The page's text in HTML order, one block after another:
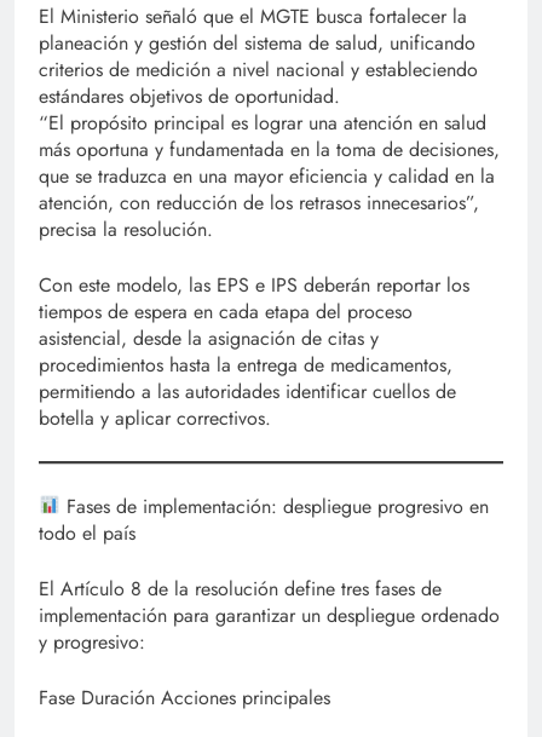
El Ministerio señaló que el MGTE busca fortalecer la
planeación y gestión del sistema de salud, unificando
criterios de medición a nivel nacional y estableciendo
estándares objetivos de oportunidad.
“El propósito principal es lograr una atención en salud
más oportuna y fundamentada en la toma de decisiones,
que se traduzca en una mayor eficiencia y calidad en la
atención, con reducción de los retrasos innecesarios”,
precisa la resolución.
Con este modelo, las EPS e IPS deberán reportar los
tiempos de espera en cada etapa del proceso
asistencial, desde la asignación de citas y
procedimientos hasta la entrega de medicamentos,
permitiendo a las autoridades identificar cuellos de
botella y aplicar correctivos.
Fases de implementación: despliegue progresivo en
todo el país
El Artículo 8 de la resolución define tres fases de
implementación para garantizar un despliegue ordenado
y progresivo:
Fase Duración Acciones principales